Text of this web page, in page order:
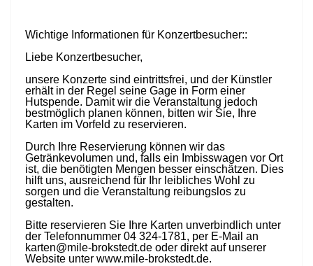
Wichtige Informationen für Konzertbesucher::
Liebe Konzertbesucher,
unsere Konzerte sind eintrittsfrei, und der Künstler
erhält in der Regel seine Gage in Form einer
Hutspende. Damit wir die Veranstaltung jedoch
bestmöglich planen können, bitten wir Sie, Ihre
Karten im Vorfeld zu reservieren.
Durch Ihre Reservierung können wir das
Getränkevolumen und, falls ein Imbisswagen vor Ort
ist, die benötigten Mengen besser einschätzen. Dies
hilft uns, ausreichend für Ihr leibliches Wohl zu
sorgen und die Veranstaltung reibungslos zu
gestalten.
Bitte reservieren Sie Ihre Karten unverbindlich unter
der Telefonnummer 04 324-1781, per E-Mail an
karten@mile-brokstedt.de oder direkt auf unserer
Website unter www.mile-brokstedt.de.